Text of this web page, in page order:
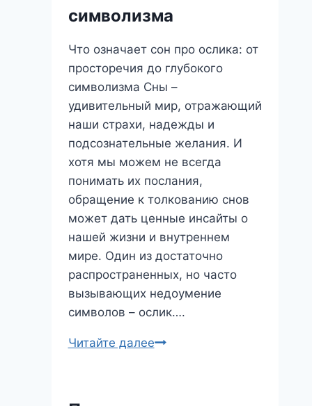
символизма
Что означает сон про ослика: от
просторечия до глубокого
символизма Сны –
удивительный мир, отражающий
наши страхи, надежды и
подсознательные желания. И
хотя мы можем не всегда
понимать их послания,
обращение к толкованию снов
может дать ценные инсайты о
нашей жизни и внутреннем
мире. Один из достаточно
распространенных, но часто
вызывающих недоумение
символов – ослик….
Читайте далееЧто